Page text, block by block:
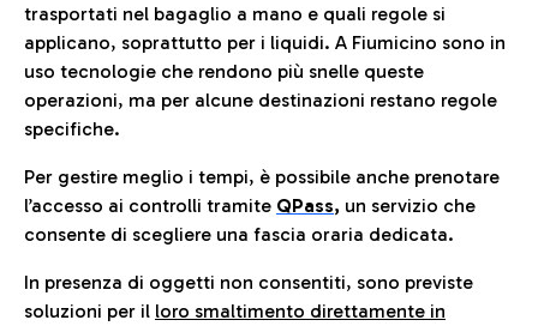
trasportati nel bagaglio a mano e quali regole si
applicano, soprattutto per i liquidi. A Fiumicino sono in
uso tecnologie che rendono più snelle queste
operazioni, ma per alcune destinazioni restano regole
specifiche.
Per gestire meglio i tempi, è possibile anche prenotare
l’accesso ai controlli tramite QPass, un servizio che
consente di scegliere una fascia oraria dedicata.
In presenza di oggetti non consentiti, sono previste
soluzioni per il loro smaltimento direttamente in